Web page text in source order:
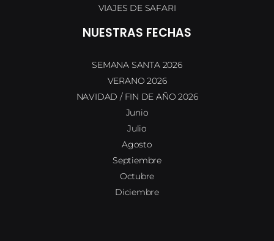
VIAJES DE SAFARI
NUESTRAS FECHAS
SEMANA SANTA 2026
VERANO 2026
NAVIDAD / FIN DE AÑO 2026
Junio
Julio
Agosto
Septiembre
Octubre
Diciembre